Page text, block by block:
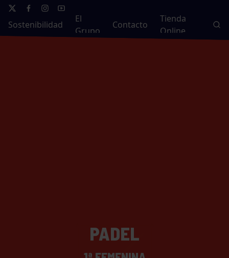
Sostenibilidad
El
Grupo
Contacto
Tienda
Online
PADEL